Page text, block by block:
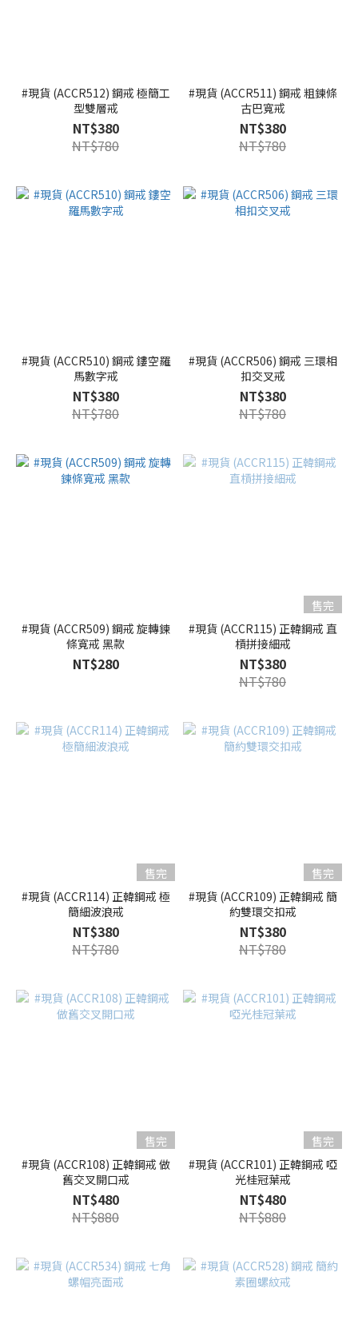
#現貨 (ACCR512) 鋼戒 極簡工
型雙層戒
NT$380
NT$780
#現貨 (ACCR511) 鋼戒 粗鍊條
古巴寬戒
NT$380
NT$780
#現貨 (ACCR510) 鋼戒 鏤空羅
馬數字戒
NT$380
NT$780
#現貨 (ACCR506) 鋼戒 三環相
扣交叉戒
NT$380
NT$780
#現貨 (ACCR509) 鋼戒 旋轉鍊
條寬戒 黑款
NT$280
售完
#現貨 (ACCR115) 正韓鋼戒 直
槓拼接細戒
NT$380
NT$780
售完
#現貨 (ACCR114) 正韓鋼戒 極
簡細波浪戒
NT$380
NT$780
售完
#現貨 (ACCR109) 正韓鋼戒 簡
約雙環交扣戒
NT$380
NT$780
售完
#現貨 (ACCR108) 正韓鋼戒 做
舊交叉開口戒
NT$480
NT$880
售完
#現貨 (ACCR101) 正韓鋼戒 啞
光桂冠葉戒
NT$480
NT$880